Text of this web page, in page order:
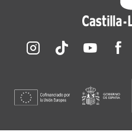
Redes sociales JCCM